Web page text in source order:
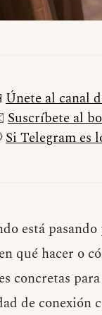
Únete al canal
Suscríbete al
Si Telegram es
está
qué hacer o
concretas
de conexión